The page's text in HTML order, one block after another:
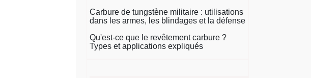
Carbure de tungstène militaire : utilisations
dans les armes, les blindages et la défense
Qu'est-ce que le revêtement carbure ?
Types et applications expliqués